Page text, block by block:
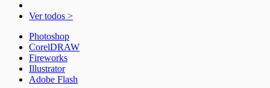
Ver todos >
Photoshop
CorelDRAW
Fireworks
Illustrator
Adobe Flash